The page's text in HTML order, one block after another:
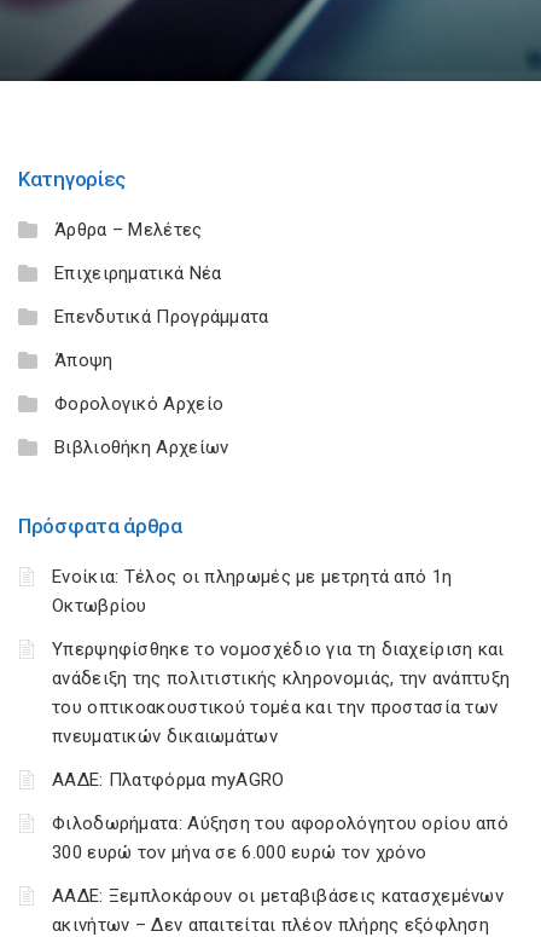
Κατηγορίες
Άρθρα – Μελέτες
Επιχειρηματικά Νέα
Επενδυτικά Προγράμματα
Άποψη
Φορολογικό Αρχείο
Βιβλιοθήκη Αρχείων
Πρόσφατα άρθρα
Ενοίκια: Τέλος οι πληρωμές με μετρητά από 1η
Οκτωβρίου
Υπερψηφίσθηκε το νομοσχέδιο για τη διαχείριση και
ανάδειξη της πολιτιστικής κληρονομιάς, την ανάπτυξη
του οπτικοακουστικού τομέα και την προστασία των
πνευματικών δικαιωμάτων
ΑΑΔΕ: Πλατφόρμα myAGRO
Φιλοδωρήματα: Αύξηση του αφορολόγητου ορίου από
300 ευρώ τον μήνα σε 6.000 ευρώ τον χρόνο
ΑΑΔΕ: Ξεμπλοκάρουν οι μεταβιβάσεις κατασχεμένων
ακινήτων – Δεν απαιτείται πλέον πλήρης εξόφληση